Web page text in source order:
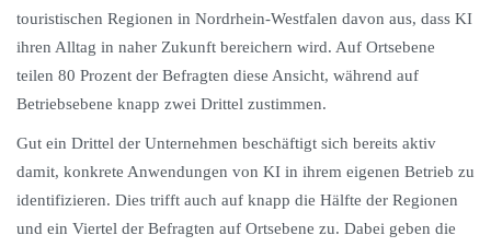
touristischen Regionen in Nordrhein-Westfalen davon aus, dass KI
ihren Alltag in naher Zukunft bereichern wird. Auf Ortsebene
teilen 80 Prozent der Befragten diese Ansicht, während auf
Betriebsebene knapp zwei Drittel zustimmen.
Gut ein Drittel der Unternehmen beschäftigt sich bereits aktiv
damit, konkrete Anwendungen von KI in ihrem eigenen Betrieb zu
identifizieren. Dies trifft auch auf knapp die Hälfte der Regionen
und ein Viertel der Befragten auf Ortsebene zu. Dabei geben die